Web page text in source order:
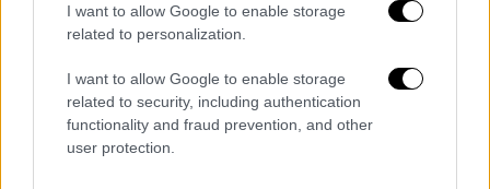
I want to allow Google to enable storage
related to personalization.
I want to allow Google to enable storage
related to security, including authentication
functionality and fraud prevention, and other
user protection.
Το BBC παρουσιάζει συμβουλές ειδικών για
το πώς μπορούμε να απομακρύνουμε τα
παιδιά από τα κινητά τους τηλέφωνα -έστω
και προσωρινά